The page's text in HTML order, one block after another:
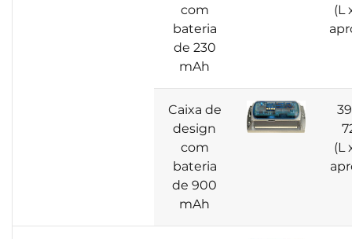
com
bateria
de 230
mAh
(L
Caixa de
design
com
bateria
de 900
mAh
(L